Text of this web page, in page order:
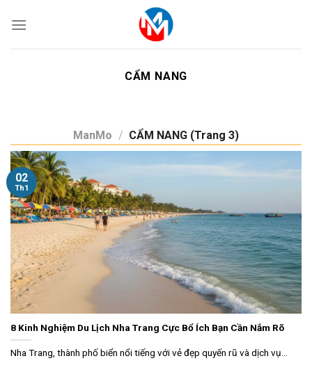
CẨM NANG
ManMo / CẨM NANG (Trang 3)
8 Kinh Nghiệm Du Lịch Nha Trang Cực Bổ Ích Bạn Cần Nắm Rõ
Nha Trang, thành phố biển nổi tiếng với vẻ đẹp quyến rũ và dịch vụ...
02
Th1